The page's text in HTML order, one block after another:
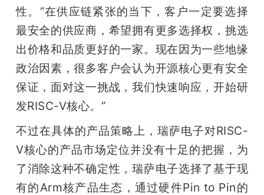
性。“在供应链紧张的当下，客户一定要选择
最安全的供应商，希望拥有更多选择权，挑选
出价格和品质更好的一家。现在因为一些地缘
政治因素，很多客户会认为开源核心更有安全
保证，面对这一挑战，我们快速响应，开始研
发RISC-V核心。”
不过在具体的产品策略上，瑞萨电子对RISC-
V核心的产品市场定位并没有十足的把握，为
了消除这种不确定性，瑞萨电子选择了基于现
有的Arm核产品生态，通过硬件Pin to Pin的